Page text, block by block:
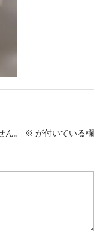
。
※ が付いている欄